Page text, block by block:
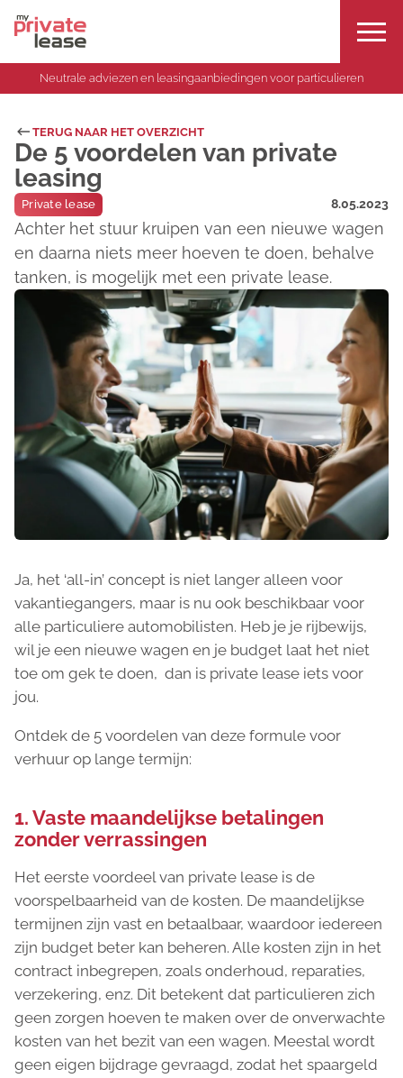
Neutrale adviezen en leasingaanbiedingen voor particulieren
TERUG NAAR HET OVERZICHT
De 5 voordelen van private
leasing
Private lease 8.05.2023
Achter het stuur kruipen van een nieuwe wagen
en daarna niets meer hoeven te doen, behalve
tanken, is mogelijk met een private lease.
Ja, het ‘all-in’ concept is niet langer alleen voor
vakantiegangers, maar is nu ook beschikbaar voor
alle particuliere automobilisten. Heb je je rijbewijs,
wil je een nieuwe wagen en je budget laat het niet
toe om gek te doen, dan is private lease iets voor
jou.
Ontdek de 5 voordelen van deze formule voor
verhuur op lange termijn:
1. Vaste maandelijkse betalingen
zonder verrassingen
Het eerste voordeel van private lease is de
voorspelbaarheid van de kosten. De maandelijkse
termijnen zijn vast en betaalbaar, waardoor iedereen
zijn budget beter kan beheren. Alle kosten zijn in het
contract inbegrepen, zoals onderhoud, reparaties,
verzekering, enz. Dit betekent dat particulieren zich
geen zorgen hoeven te maken over de onverwachte
kosten van het bezit van een wagen. Meestal wordt
geen eigen bijdrage gevraagd, zodat het spaargeld